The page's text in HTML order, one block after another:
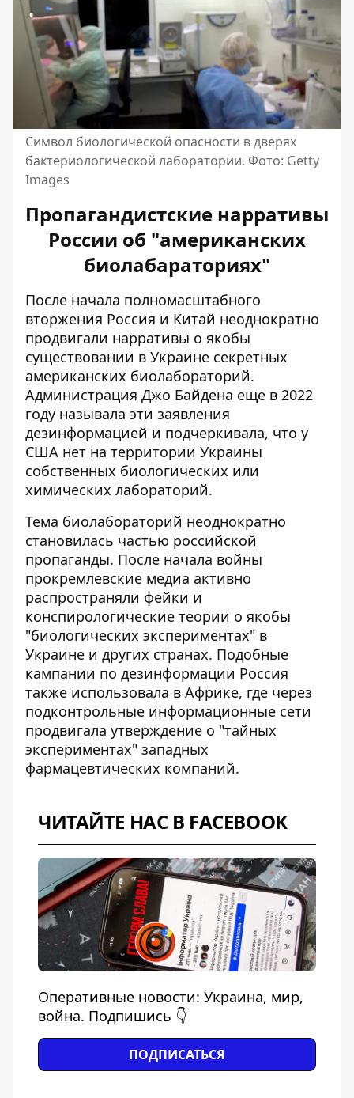
Символ биологической опасности в дверях
бактериологической лаборатории. Фото: Getty
Images
Пропагандистские нарративы
России об "американских
биолабараториях"
После начала полномасштабного
вторжения Россия и Китай неоднократно
продвигали нарративы о якобы
существовании в Украине секретных
американских биолабораторий.
Администрация Джо Байдена еще в 2022
году называла эти заявления
дезинформацией и подчеркивала, что у
США нет на территории Украины
собственных биологических или
химических лабораторий.
Тема биолабораторий неоднократно
становилась частью российской
пропаганды. После начала войны
прокремлевские медиа активно
распространяли фейки и
конспирологические теории о якобы
"биологических экспериментах" в
Украине и других странах. Подобные
кампании по дезинформации Россия
также использовала в Африке, где через
подконтрольные информационные сети
продвигала утверждение о "тайных
экспериментах" западных
фармацевтических компаний.
ЧИТАЙТЕ НАС В FACEBOOK
Оперативные новости: Украина, мир,
война. Подпишись 👇
ПОДПИСАТЬСЯ